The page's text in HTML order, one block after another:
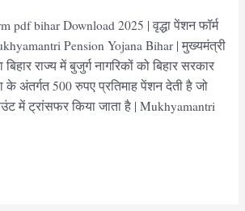
pdf bihar Download 2025 | वृद्धा पेंशन फॉर्म
Pension Yojana Bihar | मुख्यमंत्री
राज्य में बुजुर्ग नागरिकों को बिहार सरकार
के अंतर्गत 500 रुपए प्रतिमाह पेंशन देती है जो
में ट्रांसफर किया जाता है | Mukhyamantri